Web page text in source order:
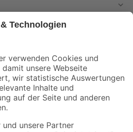
und Aktionen mehr verpassen!